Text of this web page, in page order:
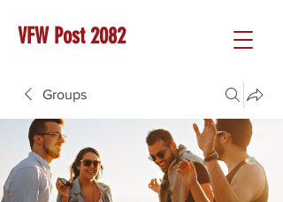
VFW Post 2082
Groups